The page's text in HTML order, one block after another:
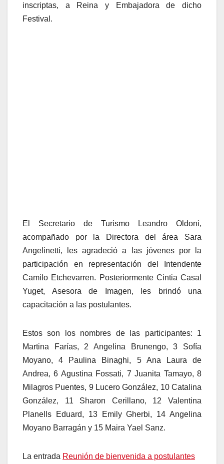
inscriptas, a Reina y Embajadora de dicho
Festival.
El Secretario de Turismo Leandro Oldoni,
acompañado por la Directora del área Sara
Angelinetti, les agradeció a las jóvenes por la
participación en representación del Intendente
Camilo Etchevarren. Posteriormente Cintia Casal
Yuget, Asesora de Imagen, les brindó una
capacitación a las postulantes.
Estos son los nombres de las participantes: 1
Martina Farías, 2 Angelina Brunengo, 3 Sofía
Moyano, 4 Paulina Binaghi, 5 Ana Laura de
Andrea, 6 Agustina Fossati, 7 Juanita Tamayo, 8
Milagros Puentes, 9 Lucero González, 10 Catalina
González, 11 Sharon Cerillano, 12 Valentina
Planells Eduard, 13 Emily Gherbi, 14 Angelina
Moyano Barragán y 15 Maira Yael Sanz.
La entrada Reunión de bienvenida a postulantes